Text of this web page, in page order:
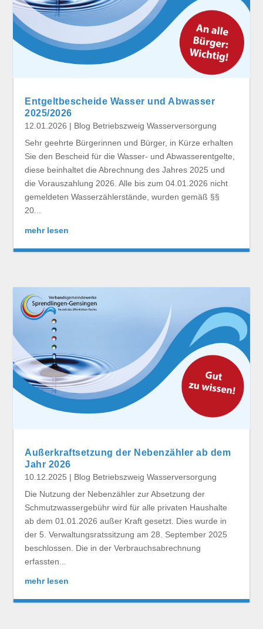
Entgeltbescheide Wasser und Abwasser
2025/2026
12.01.2026 | Blog Betriebszweig Wasserversorgung
Sehr geehrte Bürgerinnen und Bürger, in Kürze erhalten
Sie den Bescheid für die Wasser- und Abwasserentgelte,
diese beinhaltet die Abrechnung des Jahres 2025 und
die Vorauszahlung 2026. Alle bis zum 04.01.2026 nicht
gemeldeten Wasserzählerstände, wurden gemäß §§
20...
mehr lesen
Außerkraftsetzung der Nebenzähler ab dem
Jahr 2026
10.12.2025 | Blog Betriebszweig Wasserversorgung
Die Nutzung der Nebenzähler zur Absetzung der
Schmutzwassergebühr wird für alle privaten Haushalte
ab dem 01.01.2026 außer Kraft gesetzt. Dies wurde in
der 5. Verwaltungsratssitzung am 28. September 2025
beschlossen. Die in der Verbrauchsabrechnung
erfassten...
mehr lesen